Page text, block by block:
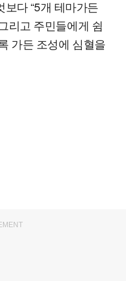
보다 “5개 테마가든
리고 주민들에게 쉼
가든 조성에 심혈을